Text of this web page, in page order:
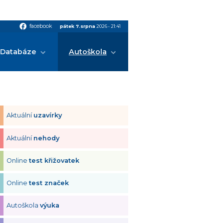
facebook facebook pátek 7.srpna 2026• 21:41
Databáze Autoškola
Aktuální uzavírky
Aktuální nehody
Onlinetest křižovatek
Onlinetest značek
Autoškolavýuka